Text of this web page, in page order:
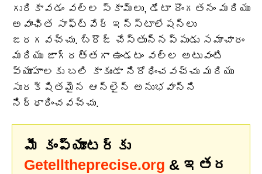
గురికావడం వల్ల స్కామ్‌లు, డేటా దొంగతనం మరియు
అవాంఛిత సాఫ్ట్‌వేర్ ఇన్‌స్టాలేషన్‌లు
జరగవచ్చు. బ్రౌజ్ చేస్తున్నప్పుడు సమాచారం
మరియు జాగ్రత్తగా ఉండటం వల్ల అటువంటి
వ్యూహాలకు బలి కాకుండా నిరోధించవచ్చు మరియు
సురక్షితమైన ఆన్‌లైన్ అనుభవాన్ని
నిర్ధారించవచ్చు.
మీ కంప్యూటర్‌కు
Getelltheprecise.org & ఇతర